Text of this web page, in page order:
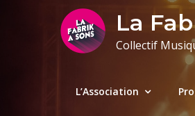
La
Collectif
L’Association